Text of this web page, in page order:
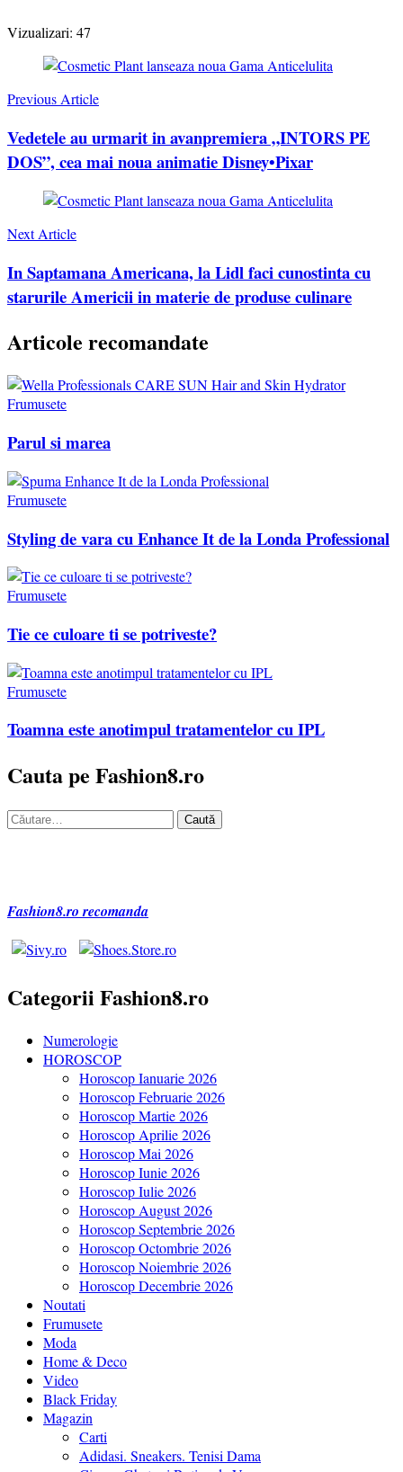
Vizualizari: 47
Post
Navigation
Previous Article
Vedetele au urmarit in avanpremiera „INTORS PE
DOS”, cea mai noua animatie Disney•Pixar
Next Article
In Saptamana Americana, la Lidl faci cunostinta cu
starurile Americii in materie de produse culinare
Articole recomandate
Frumusete
Parul si marea
Frumusete
Styling de vara cu Enhance It de la Londa Professional
Frumusete
Tie ce culoare ti se potriveste?
Frumusete
Toamna este anotimpul tratamentelor cu IPL
Cauta pe Fashion8.ro
Caută
Fashion8.ro recomanda
Categorii Fashion8.ro
Numerologie
HOROSCOP
Horoscop Ianuarie 2026
Horoscop Februarie 2026
Horoscop Martie 2026
Horoscop Aprilie 2026
Horoscop Mai 2026
Horoscop Iunie 2026
Horoscop Iulie 2026
Horoscop August 2026
Horoscop Septembrie 2026
Horoscop Octombrie 2026
Horoscop Noiembrie 2026
Horoscop Decembrie 2026
Noutati
Frumusete
Moda
Home & Deco
Video
Black Friday
Magazin
Carti
Adidasi. Sneakers. Tenisi Dama